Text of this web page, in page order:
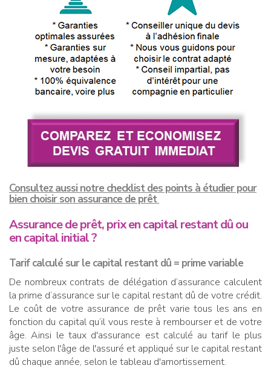
Consultez aussi notre checklist des points à étudier pour
bien choisir son assurance de prêt
Assurance de prêt, prix en capital restant dû ou
en capital initial ?
Tarif calculé sur le capital restant dû = prime variable
De nombreux contrats de délégation d’assurance calculent
la prime d’assurance sur le capital restant dû de votre crédit.
Le coût de votre assurance de prêt varie tous les ans en
fonction du capital qu’il vous reste à rembourser et de votre
âge. Ainsi le taux d'assurance est calculé au tarif le plus
juste selon l'âge de l'assuré et appliqué sur le capital restant
dû chaque année, selon le tableau d'amortissement.